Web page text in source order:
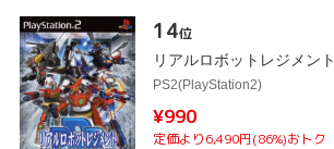
14位
リアルロボットレジメント
PS2(PlayStation2)
¥990
定価より6,490円(86%)おトク